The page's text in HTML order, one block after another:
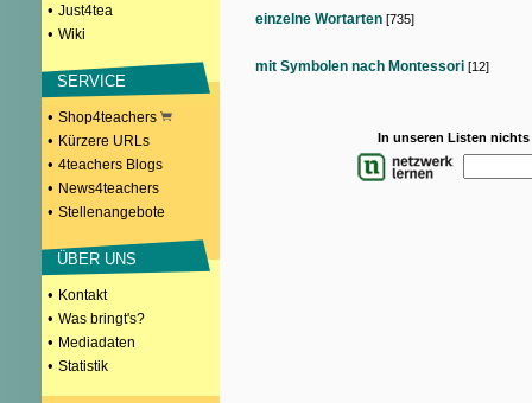
• Just4tea
• Wiki
SERVICE
• Shop4teachers
• Kürzere URLs
• 4teachers Blogs
• News4teachers
• Stellenangebote
ÜBER UNS
• Kontakt
• Was bringt's?
• Mediadaten
• Statistik
einzelne Wortarten [735]
mit Symbolen nach Montessori [12]
In unseren Listen